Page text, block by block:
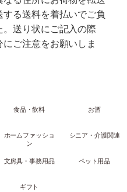
る送料を着払いでご負
送り状にご記入の際
ご注意をお願いしま
食品・飲料 お酒
ホームファッショ
ン
シニア・介護関連
文房具・事務用品 ペット用品
ギフト